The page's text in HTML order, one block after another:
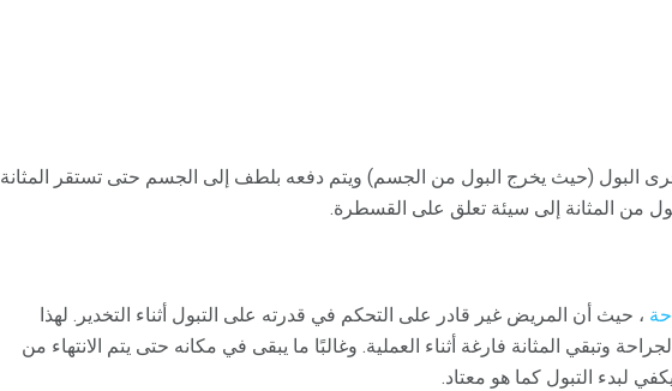
البول (حيث يخرج البول من الجسم) ويتم دفعه بلطف إلى الجسم حتى تستقر المثانة
من المثانة إلى سيئة تعلق على القسطرة.
، حيث أن المريض غير قادر على التحكم في قدرته على التبول أثناء التخدير. لهذا
وتبقي المثانة فارغة أثناء العملية. وغالبًا ما يبقى في مكانه حتى يتم الانتهاء من
لبدء التبول كما هو معتاد.